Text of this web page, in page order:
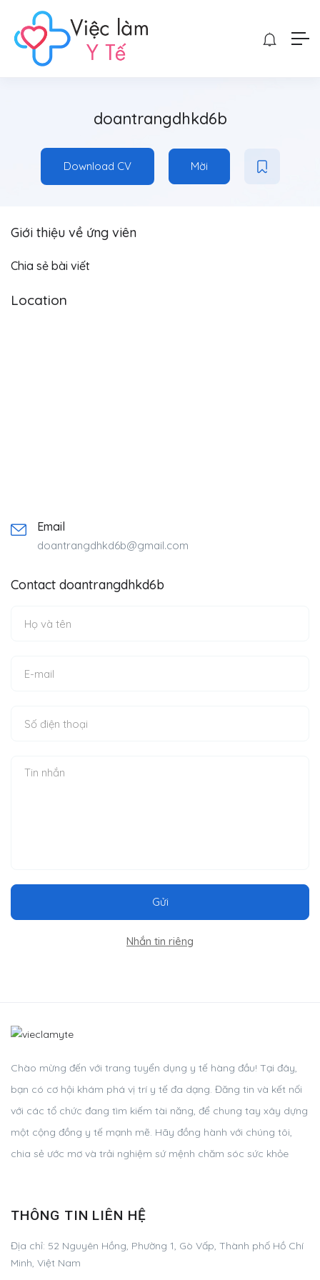
doantrangdhkd6b
Download CV Mời
Giới thiệu về ứng viên
Chia sẻ bài viết
Location
Email
doantrangdhkd6b@gmail.com
Contact doantrangdhkd6b
Gửi
Nhắn tin riêng
Chào mừng đến với trang tuyển dụng y tế hàng đầu! Tại đây,
bạn có cơ hội khám phá vị trí y tế đa dạng. Đăng tin và kết nối
với các tổ chức đang tìm kiếm tài năng, để chung tay xây dựng
một cộng đồng y tế mạnh mẽ. Hãy đồng hành với chúng tôi,
chia sẻ ước mơ và trải nghiệm sứ mệnh chăm sóc sức khỏe
THÔNG TIN LIÊN HỆ
Địa chỉ: 52 Nguyên Hồng, Phường 1, Gò Vấp, Thành phố Hồ Chí
Minh, Việt Nam